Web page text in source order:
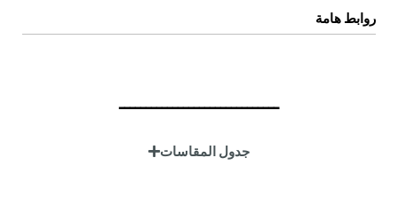
عن المتجر
روابط هامة
ــــــــــــــــــــــــــــــ
جدول المقاسات